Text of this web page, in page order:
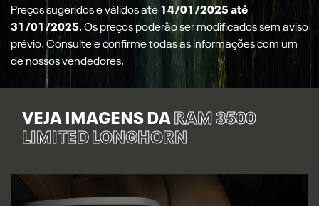
Preços sugeridos e válidos até 14/01/2025 até
31/01/2025. Os preços poderão ser modificados sem aviso
prévio. Consulte e confirme todas as informações com um
de nossos vendedores.
VEJA IMAGENS DA RAM 3500
LIMITED LONGHORN